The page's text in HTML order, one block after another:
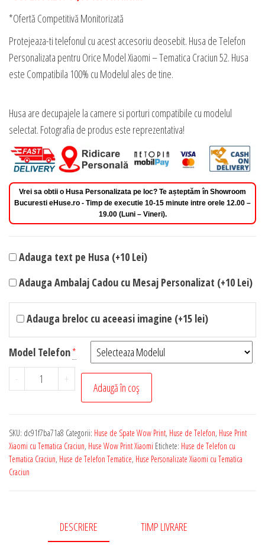
*Ofertă Competitivă Monitorizată
Protejeaza-ti telefonul cu acest accesoriu deosebit. Husa de Telefon
Personalizata pentru Orice Model Xiaomi – Tematica Craciun 52. Husa
este Compatibila 100% cu Modelul ales de tine.
Husa are decupajele la camere si porturi compatibile cu modelul
selectat. Fotografia de produs este reprezentativa!
Vrei sa obtii o Husa Personalizata pe loc? Te așteptăm în Showroom
Bucuresti eHuse.ro - Timp de executie 10-15 minute intre orele 12.00 –
19.00 (Luni – Vineri).
Adauga text pe Husa (+10 Lei)
Adauga Ambalaj Cadou cu Mesaj Personalizat (+10 Lei)
Adauga breloc cu aceeasi imagine (+15 lei)
Model Telefon*
-
Cantitate
Husa
Personalizata
pentru
Orice
Tematica
+
Adaugă în coș
SKU: dc91f7ba71a8 Categorii: Huse de Spate Wow Print, Huse de Telefon, Huse Print
Xiaomi cu Tematica Craciun, Huse Wow Print Xiaomi Etichete: Huse de Telefon cu
Tematica Craciun, Huse de Telefon Tematice, Huse Personalizate Xiaomi cu Tematica
Craciun
DESCRIERE TIMP LIVRARE